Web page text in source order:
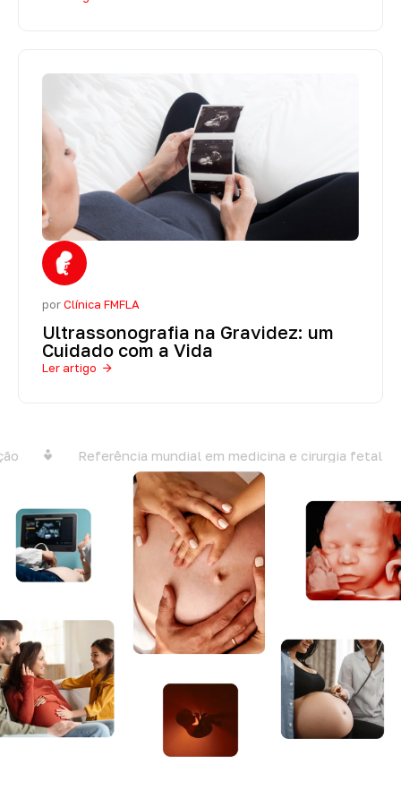
porClínica FMFLA
Ultrassonografia na Gravidez: um
Cuidado com a Vida
Ler artigo
Referência mundial em medicina e cirurgia fetal